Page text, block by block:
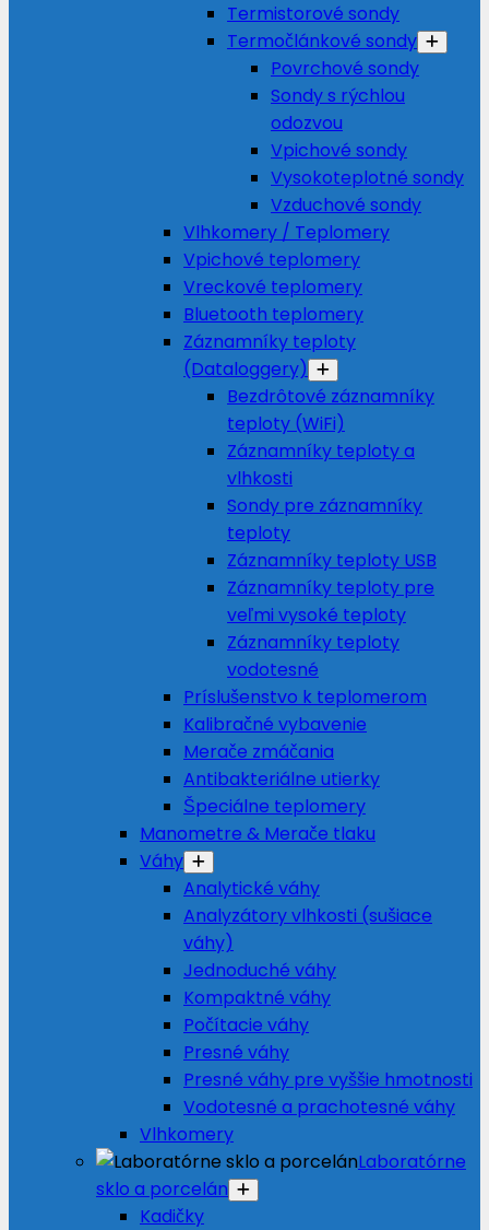
Termistorové sondy
Termočlánkové sondy
Povrchové sondy
Sondy s rýchlou
odozvou
Vpichové sondy
Vysokoteplotné sondy
Vzduchové sondy
Vlhkomery / Teplomery
Vpichové teplomery
Vreckové teplomery
Bluetooth teplomery
Záznamníky teploty
(Dataloggery)
Bezdrôtové záznamníky
teploty (WiFi)
Záznamníky teploty a
vlhkosti
Sondy pre záznamníky
teploty
Záznamníky teploty USB
Záznamníky teploty pre
veľmi vysoké teploty
Záznamníky teploty
vodotesné
Príslušenstvo k teplomerom
Kalibračné vybavenie
Merače zmáčania
Antibakteriálne utierky
Špeciálne teplomery
Manometre & Merače tlaku
Váhy
Analytické váhy
Analyzátory vlhkosti (sušiace
váhy)
Jednoduché váhy
Kompaktné váhy
Počítacie váhy
Presné váhy
Presné váhy pre vyššie hmotnosti
Vodotesné a prachotesné váhy
Vlhkomery
Laboratórne
sklo a porcelán
Kadičky